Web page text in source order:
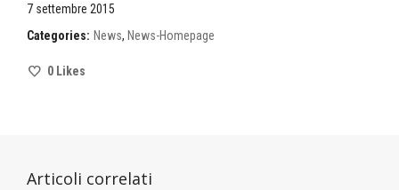
7 settembre 2015
Categories: News, News-Homepage
0 Likes
Articoli correlati